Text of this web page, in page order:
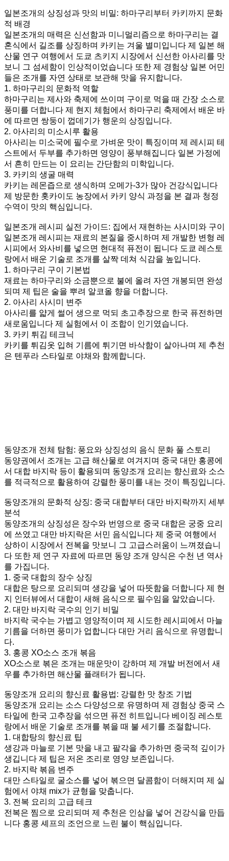
일본조개의 상징성과 맛의 비밀: 하마구리부터 카키까지 문화
적 배경
일본조개의 매력은 신선함과 미니멀리즘으로 하마구리는 결
혼식에서 길조를 상징하며 카키는 겨울 별미입니다 제 일본 해
산물 연구 여행에서 도쿄 츠키지 시장에서 신선한 아사리를 맛
보니 그 섬세함이 인상적이었습니다 또한 제 경험상 일본 어민
들은 조개를 자연 상태로 보관해 맛을 유지합니다.
1. 하마구리의 문화적 역할
하마구리는 제사와 축제에 쓰이며 구이로 먹을 때 간장 소스로
풍미를 더합니다 제 현지 체험에서 하마구리 축제에서 배운 바
에 따르면 쌍둥이 껍데기가 행운의 상징입니다.
2. 아사리의 미소시루 활용
아사리는 미소국에 필수로 가벼운 맛이 특징이며 제 레시피 테
스트에서 두부를 추가하면 영양이 풍부해집니다 일본 가정에
서 흔히 만드는 이 요리는 간단함의 미학입니다.
3. 카키의 생굴 매력
카키는 레몬즙으로 생식하며 오메가-3가 많아 건강식입니다
제 방문한 홋카이도 농장에서 카키 양식 과정을 본 결과 청정
수역이 맛의 핵심입니다.
일본조개 레시피 실전 가이드: 집에서 재현하는 사시미와 구이
일본조개 레시피는 재료의 본질을 중시하며 제 개발한 변형 레
시피에서 와사비를 넣으면 현대적 퓨전이 됩니다 도쿄 레스토
랑에서 배운 기술로 조개를 살짝 데쳐 식감을 높입니다.
1. 하마구리 구이 기본법
재료는 하마구리와 소금뿐으로 불에 올려 자연 개봉되면 완성
되며 제 팁은 술을 뿌려 알코올 향을 더합니다.
2. 아사리 사시미 변주
아사리를 얇게 썰어 생으로 먹되 초고추장으로 한국 퓨전하면
새로움입니다 제 실험에서 이 조합이 인기였습니다.
3. 카키 튀김 테크닉
카키를 튀김옷 입혀 기름에 튀기면 바삭함이 살아나며 제 추천
은 텐푸라 스타일로 야채와 함께합니다.
동양조개 전체 탐험: 풍요와 상징성의 음식 문화 풀 스토리
동양권에서 조개는 고급 해산물로 여겨지며 중국 대만 홍콩에
서 대합 바지락 등이 활용되며 동양조개 요리는 향신료와 소스
를 적극적으로 활용하여 강렬한 풍미를 내는 것이 특징입니다.
동양조개의 문화적 상징: 중국 대합부터 대만 바지락까지 세부
분석
동양조개의 상징성은 장수와 번영으로 중국 대합은 궁중 요리
에 쓰였고 대만 바지락은 서민 음식입니다 제 중국 여행에서
상하이 시장에서 전복을 맛보니 그 고급스러움이 느껴졌습니
다 또한 제 연구 자료에 따르면 동양 조개 양식은 수천 년 역사
를 가집니다.
1. 중국 대합의 장수 상징
대합은 탕으로 요리되며 생강을 넣어 따뜻함을 더합니다 제 현
지 인터뷰에서 대합이 새해 음식으로 필수임을 알았습니다.
2. 대만 바지락 국수의 인기 비밀
바지락 국수는 가볍고 영양적이며 제 시도한 레시피에서 마늘
기름을 더하면 풍미가 업합니다 대만 거리 음식으로 유명합니
다.
3. 홍콩 XO소스 조개 볶음
XO소스로 볶은 조개는 매운맛이 강하며 제 개발 버전에서 새
우를 추가하면 해산물 플래터가 됩니다.
동양조개 요리의 향신료 활용법: 강렬한 맛 창조 기법
동양조개 요리는 소스 다양성으로 유명하며 제 경험상 중국 스
타일에 한국 고추장을 섞으면 퓨전 히트입니다 베이징 레스토
랑에서 배운 기술로 조개를 볶을 때 불 세기를 조절합니다.
1. 대합탕의 향신료 팁
생강과 마늘로 기본 맛을 내고 팔각을 추가하면 중국적 깊이가
생깁니다 제 팁은 저온 조리로 영양 보존입니다.
2. 바지락 볶음 변주
대만 스타일로 굴소스를 넣어 볶으면 달콤함이 더해지며 제 실
험에서 야채 mix가 균형을 맞춥니다.
3. 전복 요리의 고급 테크
전복은 찜으로 요리되며 제 추천은 인삼을 넣어 건강식을 만듭
니다 홍콩 셰프의 조언으로 느린 불이 핵심입니다.